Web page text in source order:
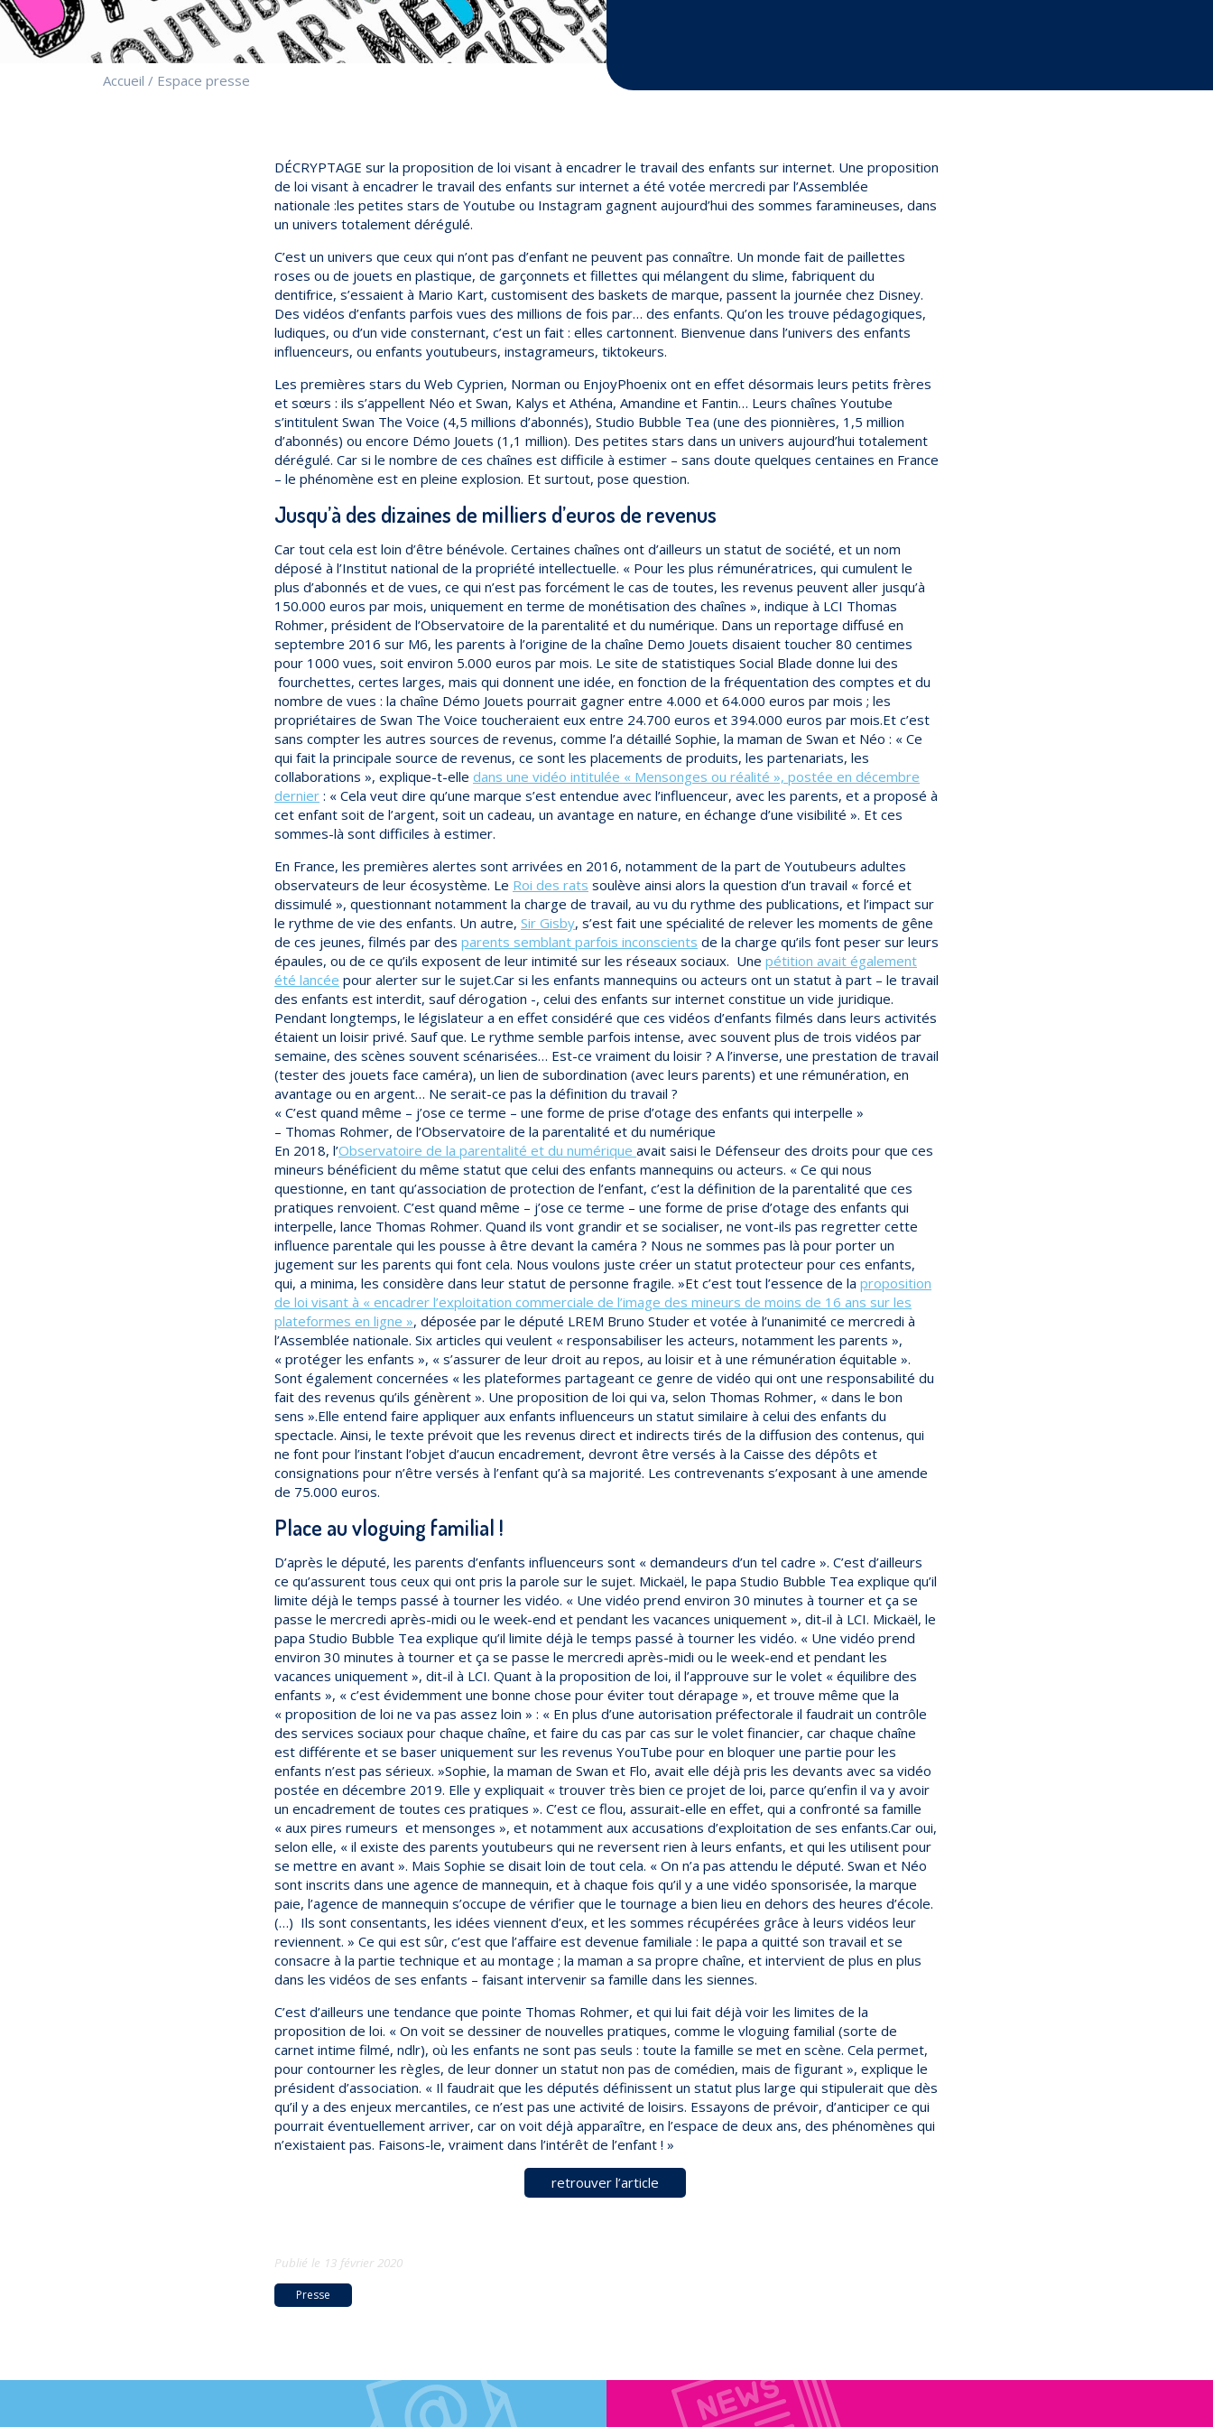
Accueil / Espace presse
DÉCRYPTAGE sur la proposition de loi visant à encadrer le travail des enfants sur internet. Une proposition
de loi visant à encadrer le travail des enfants sur internet a été votée mercredi par l’Assemblée
nationale :les petites stars de Youtube ou Instagram gagnent aujourd’hui des sommes faramineuses, dans
un univers totalement dérégulé.
C’est un univers que ceux qui n’ont pas d’enfant ne peuvent pas connaître. Un monde fait de paillettes
roses ou de jouets en plastique, de garçonnets et fillettes qui mélangent du slime, fabriquent du
dentifrice, s’essaient à Mario Kart, customisent des baskets de marque, passent la journée chez Disney.
Des vidéos d’enfants parfois vues des millions de fois par… des enfants. Qu’on les trouve pédagogiques,
ludiques, ou d’un vide consternant, c’est un fait : elles cartonnent. Bienvenue dans l’univers des enfants
influenceurs, ou enfants youtubeurs, instagrameurs, tiktokeurs.
Les premières stars du Web Cyprien, Norman ou EnjoyPhoenix ont en effet désormais leurs petits frères
et sœurs : ils s’appellent Néo et Swan, Kalys et Athéna, Amandine et Fantin… Leurs chaînes Youtube
s’intitulent Swan The Voice (4,5 millions d’abonnés), Studio Bubble Tea (une des pionnières, 1,5 million
d’abonnés) ou encore Démo Jouets (1,1 million). Des petites stars dans un univers aujourd’hui totalement
dérégulé. Car si le nombre de ces chaînes est difficile à estimer – sans doute quelques centaines en France
– le phénomène est en pleine explosion. Et surtout, pose question.
Jusqu’à des dizaines de milliers d’euros de revenus
Car tout cela est loin d’être bénévole. Certaines chaînes ont d’ailleurs un statut de société, et un nom
déposé à l’Institut national de la propriété intellectuelle. « Pour les plus rémunératrices, qui cumulent le
plus d’abonnés et de vues, ce qui n’est pas forcément le cas de toutes, les revenus peuvent aller jusqu’à
150.000 euros par mois, uniquement en terme de monétisation des chaînes », indique à LCI Thomas
Rohmer, président de l’Observatoire de la parentalité et du numérique. Dans un reportage diffusé en
septembre 2016 sur M6, les parents à l’origine de la chaîne Demo Jouets disaient toucher 80 centimes
pour 1000 vues, soit environ 5.000 euros par mois. Le site de statistiques Social Blade donne lui des
fourchettes, certes larges, mais qui donnent une idée, en fonction de la fréquentation des comptes et du
nombre de vues : la chaîne Démo Jouets pourrait gagner entre 4.000 et 64.000 euros par mois ; les
propriétaires de Swan The Voice toucheraient eux entre 24.700 euros et 394.000 euros par mois.Et c’est
sans compter les autres sources de revenus, comme l’a détaillé Sophie, la maman de Swan et Néo : « Ce
qui fait la principale source de revenus, ce sont les placements de produits, les partenariats, les
collaborations », explique-t-elle dans une vidéo intitulée « Mensonges ou réalité », postée en décembre
dernier : « Cela veut dire qu’une marque s’est entendue avec l’influenceur, avec les parents, et a proposé à
cet enfant soit de l’argent, soit un cadeau, un avantage en nature, en échange d’une visibilité ». Et ces
sommes-là sont difficiles à estimer.
En France, les premières alertes sont arrivées en 2016, notamment de la part de Youtubeurs adultes
observateurs de leur écosystème. Le Roi des rats soulève ainsi alors la question d’un travail « forcé et
dissimulé », questionnant notamment la charge de travail, au vu du rythme des publications, et l’impact sur
le rythme de vie des enfants. Un autre, Sir Gisby, s’est fait une spécialité de relever les moments de gêne
de ces jeunes, filmés par des parents semblant parfois inconscients de la charge qu’ils font peser sur leurs
épaules, ou de ce qu’ils exposent de leur intimité sur les réseaux sociaux. Une pétition avait également
été lancée pour alerter sur le sujet.Car si les enfants mannequins ou acteurs ont un statut à part – le travail
des enfants est interdit, sauf dérogation -, celui des enfants sur internet constitue un vide juridique.
Pendant longtemps, le législateur a en effet considéré que ces vidéos d’enfants filmés dans leurs activités
étaient un loisir privé. Sauf que. Le rythme semble parfois intense, avec souvent plus de trois vidéos par
semaine, des scènes souvent scénarisées… Est-ce vraiment du loisir ? A l’inverse, une prestation de travail
(tester des jouets face caméra), un lien de subordination (avec leurs parents) et une rémunération, en
avantage ou en argent… Ne serait-ce pas la définition du travail ?
« C’est quand même – j’ose ce terme – une forme de prise d’otage des enfants qui interpelle »
– Thomas Rohmer, de l’Observatoire de la parentalité et du numérique
En 2018, l’Observatoire de la parentalité et du numérique avait saisi le Défenseur des droits pour que ces
mineurs bénéficient du même statut que celui des enfants mannequins ou acteurs. « Ce qui nous
questionne, en tant qu’association de protection de l’enfant, c’est la définition de la parentalité que ces
pratiques renvoient. C’est quand même – j’ose ce terme – une forme de prise d’otage des enfants qui
interpelle, lance Thomas Rohmer. Quand ils vont grandir et se socialiser, ne vont-ils pas regretter cette
influence parentale qui les pousse à être devant la caméra ? Nous ne sommes pas là pour porter un
jugement sur les parents qui font cela. Nous voulons juste créer un statut protecteur pour ces enfants,
qui, a minima, les considère dans leur statut de personne fragile. »Et c’est tout l’essence de la proposition
de loi visant à « encadrer l’exploitation commerciale de l’image des mineurs de moins de 16 ans sur les
plateformes en ligne », déposée par le député LREM Bruno Studer et votée à l’unanimité ce mercredi à
l’Assemblée nationale. Six articles qui veulent « responsabiliser les acteurs, notamment les parents »,
« protéger les enfants », « s’assurer de leur droit au repos, au loisir et à une rémunération équitable ».
Sont également concernées « les plateformes partageant ce genre de vidéo qui ont une responsabilité du
fait des revenus qu’ils génèrent ». Une proposition de loi qui va, selon Thomas Rohmer, « dans le bon
sens ».Elle entend faire appliquer aux enfants influenceurs un statut similaire à celui des enfants du
spectacle. Ainsi, le texte prévoit que les revenus direct et indirects tirés de la diffusion des contenus, qui
ne font pour l’instant l’objet d’aucun encadrement, devront être versés à la Caisse des dépôts et
consignations pour n’être versés à l’enfant qu’à sa majorité. Les contrevenants s’exposant à une amende
de 75.000 euros.
Place au vloguing familial !
D’après le député, les parents d’enfants influenceurs sont « demandeurs d’un tel cadre ». C’est d’ailleurs
ce qu’assurent tous ceux qui ont pris la parole sur le sujet. Mickaël, le papa Studio Bubble Tea explique qu’il
limite déjà le temps passé à tourner les vidéo. « Une vidéo prend environ 30 minutes à tourner et ça se
passe le mercredi après-midi ou le week-end et pendant les vacances uniquement », dit-il à LCI. Mickaël, le
papa Studio Bubble Tea explique qu’il limite déjà le temps passé à tourner les vidéo. « Une vidéo prend
environ 30 minutes à tourner et ça se passe le mercredi après-midi ou le week-end et pendant les
vacances uniquement », dit-il à LCI. Quant à la proposition de loi, il l’approuve sur le volet « équilibre des
enfants », « c’est évidemment une bonne chose pour éviter tout dérapage », et trouve même que la
« proposition de loi ne va pas assez loin » : « En plus d’une autorisation préfectorale il faudrait un contrôle
des services sociaux pour chaque chaîne, et faire du cas par cas sur le volet financier, car chaque chaîne
est différente et se baser uniquement sur les revenus YouTube pour en bloquer une partie pour les
enfants n’est pas sérieux. »Sophie, la maman de Swan et Flo, avait elle déjà pris les devants avec sa vidéo
postée en décembre 2019. Elle y expliquait « trouver très bien ce projet de loi, parce qu’enfin il va y avoir
un encadrement de toutes ces pratiques ». C’est ce flou, assurait-elle en effet, qui a confronté sa famille
« aux pires rumeurs et mensonges », et notamment aux accusations d’exploitation de ses enfants.Car oui,
selon elle, « il existe des parents youtubeurs qui ne reversent rien à leurs enfants, et qui les utilisent pour
se mettre en avant ». Mais Sophie se disait loin de tout cela. « On n’a pas attendu le député. Swan et Néo
sont inscrits dans une agence de mannequin, et à chaque fois qu’il y a une vidéo sponsorisée, la marque
paie, l’agence de mannequin s’occupe de vérifier que le tournage a bien lieu en dehors des heures d’école.
(…) Ils sont consentants, les idées viennent d’eux, et les sommes récupérées grâce à leurs vidéos leur
reviennent. » Ce qui est sûr, c’est que l’affaire est devenue familiale : le papa a quitté son travail et se
consacre à la partie technique et au montage ; la maman a sa propre chaîne, et intervient de plus en plus
dans les vidéos de ses enfants – faisant intervenir sa famille dans les siennes.
C’est d’ailleurs une tendance que pointe Thomas Rohmer, et qui lui fait déjà voir les limites de la
proposition de loi. « On voit se dessiner de nouvelles pratiques, comme le vloguing familial (sorte de
carnet intime filmé, ndlr), où les enfants ne sont pas seuls : toute la famille se met en scène. Cela permet,
pour contourner les règles, de leur donner un statut non pas de comédien, mais de figurant », explique le
président d’association. « Il faudrait que les députés définissent un statut plus large qui stipulerait que dès
qu’il y a des enjeux mercantiles, ce n’est pas une activité de loisirs. Essayons de prévoir, d’anticiper ce qui
pourrait éventuellement arriver, car on voit déjà apparaître, en l’espace de deux ans, des phénomènes qui
n’existaient pas. Faisons-le, vraiment dans l’intérêt de l’enfant ! »
retrouver l’article
Publié le 13 février 2020
Presse